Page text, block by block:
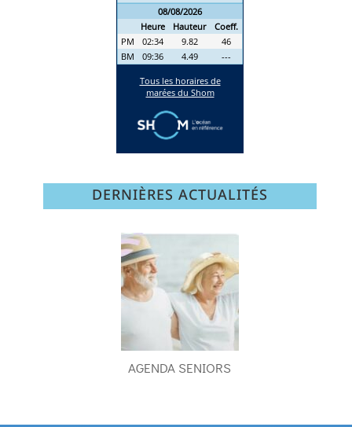
DERNIÈRES ACTUALITÉS
AGENDA SENIORS